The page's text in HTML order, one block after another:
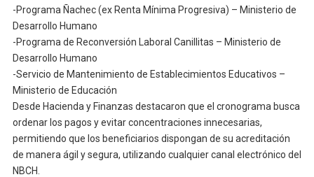
-Programa Ñachec (ex Renta Mínima Progresiva) – Ministerio de
Desarrollo Humano
-Programa de Reconversión Laboral Canillitas – Ministerio de
Desarrollo Humano
-Servicio de Mantenimiento de Establecimientos Educativos –
Ministerio de Educación
Desde Hacienda y Finanzas destacaron que el cronograma busca
ordenar los pagos y evitar concentraciones innecesarias,
permitiendo que los beneficiarios dispongan de su acreditación
de manera ágil y segura, utilizando cualquier canal electrónico del
NBCH.